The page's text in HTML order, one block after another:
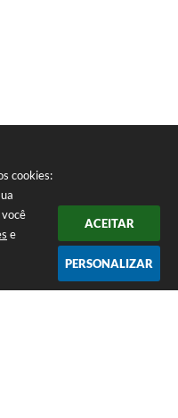
cookies:
e
ACEITAR
PERSONALIZAR